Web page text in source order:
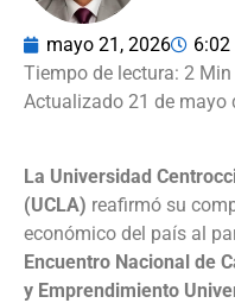
mayo 21, 2026 6:02
Actualizado 21 de mayo
La Universidad
(UCLA) reafirmó su
económico del país al
Encuentro Nacional de
y Emprendimiento